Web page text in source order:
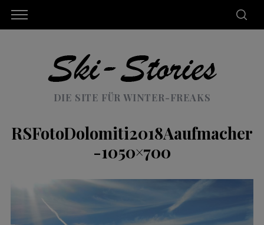
DIE SITE FÜR WINTER-FREAKS
RSFotoDolomiti2018Aaufmacher
-1050×700